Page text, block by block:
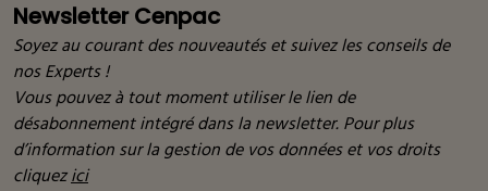
Newsletter Cenpac
Soyez au courant des nouveautés et suivez les conseils de
nos Experts !
Vous pouvez à tout moment utiliser le lien de
désabonnement intégré dans la newsletter. Pour plus
d’information sur la gestion de vos données et vos droits
cliquezici